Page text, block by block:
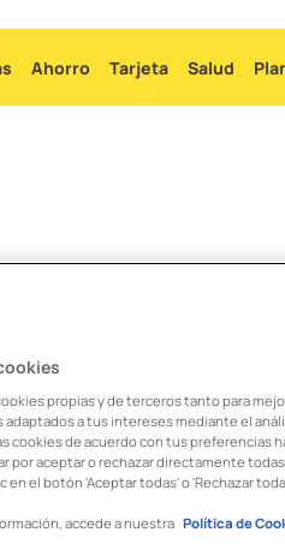
Ir
al
Ahorro Tarjeta Salud
de tu móvil, tanto en Google
app y verás la opción
propias y de terceros tanto para
a tus intereses mediante el
cookies de acuerdo con tus preferencias
por aceptar o rechazar directamente
en el botón 'Aceptar todas' o 'Rechazar
accede a nuestra Política de